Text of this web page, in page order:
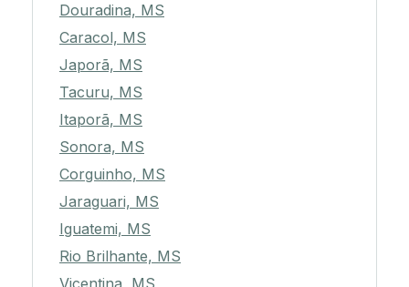
Douradina, MS
Caracol, MS
Japorã, MS
Tacuru, MS
Itaporã, MS
Sonora, MS
Corguinho, MS
Jaraguari, MS
Iguatemi, MS
Rio Brilhante, MS